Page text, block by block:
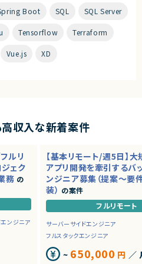
Boot SQL SQL Server
Tensorflow Terraform
Vue.js XD
高収入な新着案件
ルリ
ェク
務 の
ンジニア
【基本リモート/週5日】
アプリ開発を牽引するバ
ンジニア募集（提案～要
装） の案件
フルリモート
サーバーサイドエンジニア
フルスタックエンジニア
~ 650,000 円 ／